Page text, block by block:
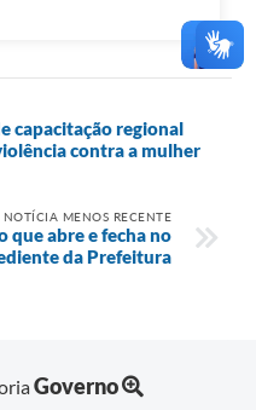
capacitação regional
contra a mulher
NOTÍCIA MENOS RECENTE
que abre e fecha no
da Prefeitura
Governo